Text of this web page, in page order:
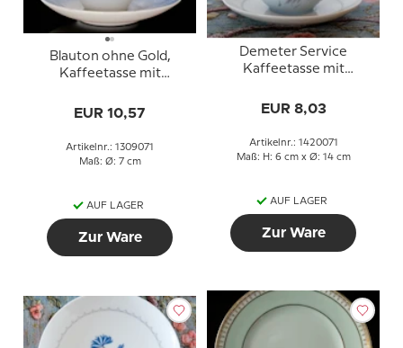
Blauton ohne Gold,
Kaffeetasse mit
EUR 10,57
Artikelnr.: 1309071
Maß: Ø: 7 cm
AUF LAGER
Zur Ware
Demeter Service
Kaffeetasse mit
Gröndahl Nr. 071, 102
EUR 8,03
Artikelnr.: 1420071
Maß: H: 6 cm x Ø: 14 cm
AUF LAGER
Zur Ware